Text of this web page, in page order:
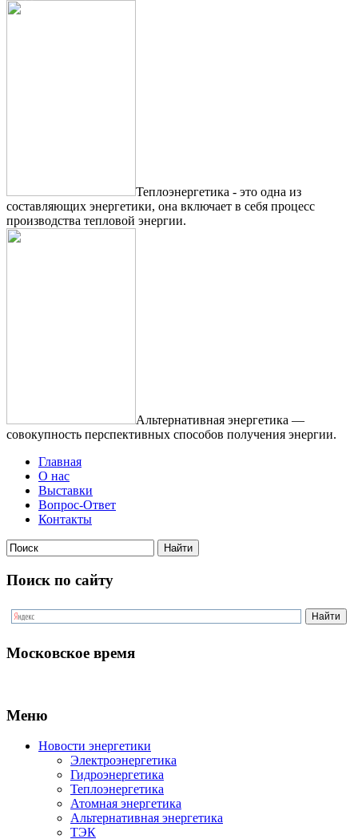
Теплоэнергетика - это одна из
составляющих энергетики, она включает в себя процесс
производства тепловой энергии.
Альтернативная энергетика —
совокупность перспективных способов получения энергии.
Главная
О нас
Выставки
Вопрос-Ответ
Контакты
Поиск по сайту
Московское время
Меню
Новости энергетики
Электроэнергетика
Гидроэнергетика
Теплоэнергетика
Атомная энергетика
Альтернативная энергетика
ТЭК